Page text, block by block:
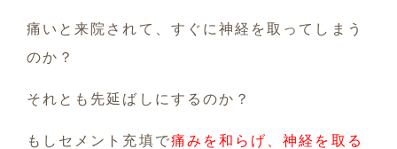
痛いと来院されて、すぐに神経を取ってしまう
のか？
それとも先延ばしにするのか？
もしセメント充填で痛みを和らげ、神経を取る